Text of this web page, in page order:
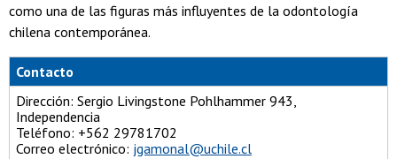
como una de las figuras más influyentes de la odontología
chilena contemporánea.
Contacto
Dirección: Sergio Livingstone Pohlhammer 943,
Independencia
Teléfono: +562 29781702
Correo electrónico: jgamonal@uchile.cl